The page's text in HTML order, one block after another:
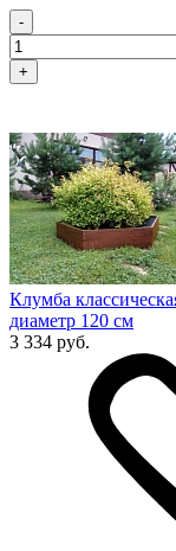
-
+
Клумба
диаметр 120 см
3 334 руб.